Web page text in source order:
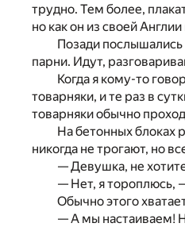
трудно. Тем более,
но как он из своей
Позади послышались
парни. Идут,
Когда я кому-то
товарняки, и те раз в
товарняки обычно
На бетонных блоках
никогда не трогают, но
— Девушка, не
— Нет, я тороплюсь,
Обычно этого
— А мы настаиваем!